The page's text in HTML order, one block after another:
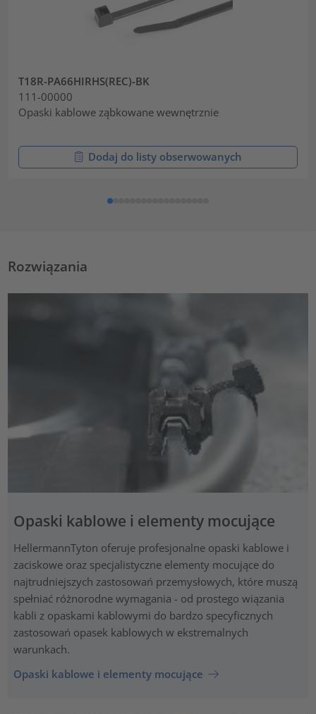
T18R-PA66HIRHS(REC)-BK
111-00000
Opaski kablowe ząbkowane wewnętrznie
Dodaj do listy obserwowanych
Rozwiązania
Opaski kablowe i elementy mocujące
HellermannTyton oferuje profesjonalne opaski kablowe i
zaciskowe oraz specjalistyczne elementy mocujące do
najtrudniejszych zastosowań przemysłowych, które muszą
spełniać różnorodne wymagania - od prostego wiązania
kabli z opaskami kablowymi do bardzo specyficznych
zastosowań opasek kablowych w ekstremalnych
warunkach.
Opaski kablowe i elementy mocujące